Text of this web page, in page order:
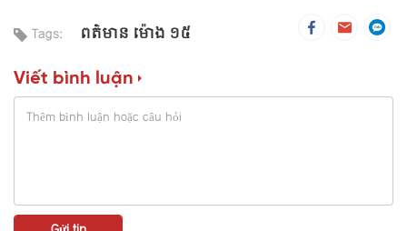
Tags: ពត៌មាន ម៉ោង ១៥
Viết bình luận